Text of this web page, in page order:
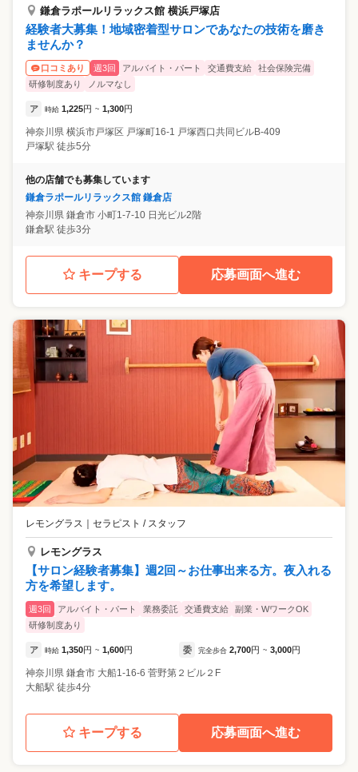
鎌倉ラポールリラックス館 横浜戸塚店
経験者大募集！地域密着型サロンであなたの技術を磨き
ませんか？
口コミあり 週3回 アルバイト・パート 交通費支給
社会保険完備
研修制度あり
ノルマなし
ア 時給 1,225円 ~ 1,300円
神奈川県 横浜市戸塚区 戸塚町16-1 戸塚西口共同ビルB-409
戸塚駅 徒歩5分
他の店舗でも募集しています
鎌倉ラポールリラックス館 鎌倉店
神奈川県 鎌倉市 小町1-7-10 日光ビル2階
鎌倉駅 徒歩3分
キープする 応募画面へ進む
レモングラス セラピスト / スタッフ
レモングラス
【サロン経験者募集】週2回～お仕事出来る方。夜入れる
方を希望します。
週3回 アルバイト・パート 業務委託 交通費支給
副業・WワークOK
研修制度あり
ア 時給 1,350円 ~ 1,600円 委 完全歩合 2,700円 ~ 3,000円
神奈川県 鎌倉市 大船1-16-6 菅野第２ビル２F
大船駅 徒歩4分
キープする 応募画面へ進む